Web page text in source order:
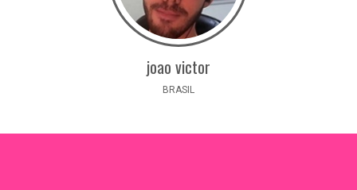
joao victor
BRASIL